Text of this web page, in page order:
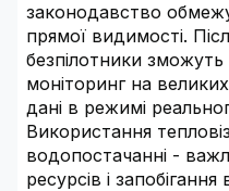
законодавство
прямої видимості.
безпілотники
моніторинг на
дані в режимі
Використання
водопостачанні -
ресурсів і